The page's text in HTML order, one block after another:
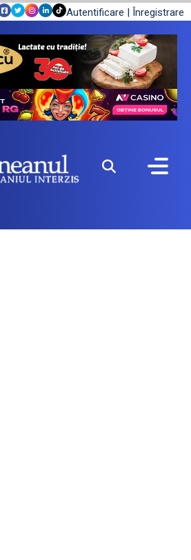
Autentificare | Înregistrare